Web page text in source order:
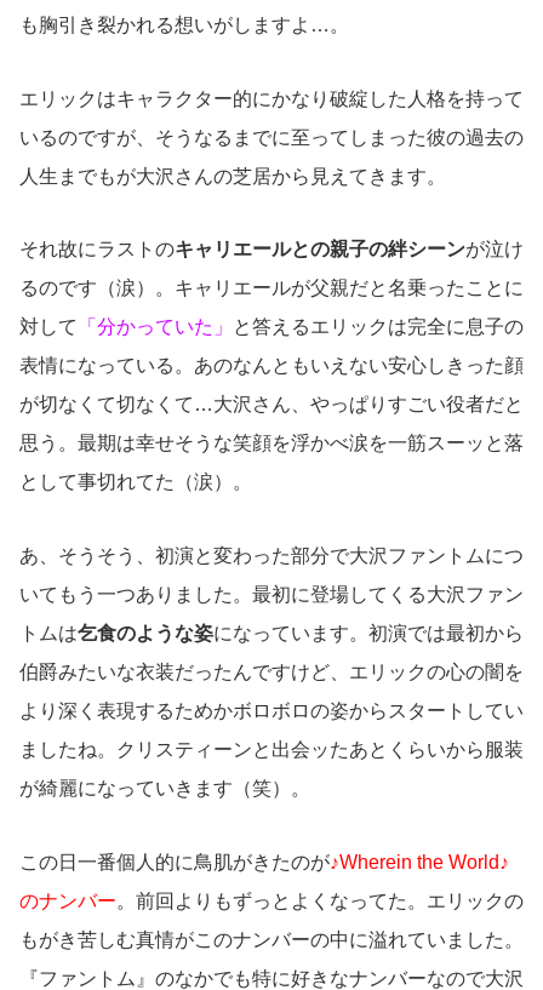
も胸引き裂かれる想いがしますよ…。
エリックはキャラクター的にかなり破綻した人格を持って
いるのですが、そうなるまでに至ってしまった彼の過去の
人生までもが大沢さんの芝居から見えてきます。
それ故にラストのキャリエールとの親子の絆シーンが泣け
るのです（涙）。キャリエールが父親だと名乗ったことに
対して
「分かっていた」
と答えるエリックは完全に息子の
表情になっている。あのなんともいえない安心しきった顔
が切なくて切なくて…大沢さん、やっぱりすごい役者だと
思う。最期は幸せそうな笑顔を浮かべ涙を一筋スーッと落
として事切れてた（涙）。
あ、そうそう、初演と変わった部分で大沢ファントムにつ
いてもう一つありました。最初に登場してくる大沢ファン
トムは乞食のような姿になっています。初演では最初から
伯爵みたいな衣装だったんですけど、エリックの心の闇を
より深く表現するためかボロボロの姿からスタートしてい
ましたね。クリスティーンと出会ッたあとくらいから服装
が綺麗になっていきます（笑）。
この日一番個人的に鳥肌がきたのが♪Wherein the World♪
のナンバー。前回よりもずっとよくなってた。エリックの
もがき苦しむ真情がこのナンバーの中に溢れていました。
『ファントム』のなかでも特に好きなナンバーなので大沢